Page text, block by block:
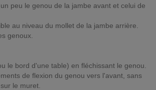
peu le genou de la jambe avant et celui de
au niveau du mollet de la jambe arrière.
genoux.
le bord d'une table) en fléchissant le genou.
de flexion du genou vers l'avant, sans
le muret.